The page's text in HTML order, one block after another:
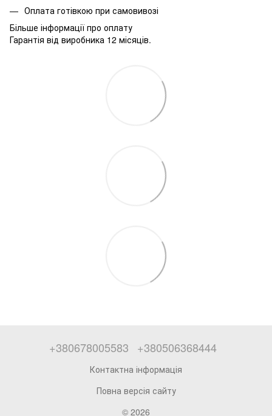
Оплата готівкою при самовивозі
Більше інформації про оплату
Гарантія від виробника 12 місяців.
+380678005583 +380506368444
Контактна інформація
Повна версія сайту
© 2026